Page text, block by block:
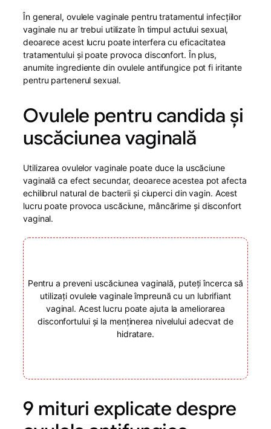
În general, ovulele vaginale pentru tratamentul infecțiilor
vaginale nu ar trebui utilizate în timpul actului sexual,
deoarece acest lucru poate interfera cu eficacitatea
tratamentului și poate provoca disconfort. În plus,
anumite ingrediente din ovulele antifungice pot fi iritante
pentru partenerul sexual.
Ovulele pentru candida și
uscăciunea vaginală
Utilizarea ovulelor vaginale poate duce la uscăciune
vaginală ca efect secundar, deoarece acestea pot afecta
echilibrul natural de bacterii și ciuperci din vagin. Acest
lucru poate provoca uscăciune, mâncărime și disconfort
vaginal.
Pentru a preveni uscăciunea vaginală, puteți încerca să
utilizați ovulele vaginale împreună cu un lubrifiant
vaginal. Acest lucru poate ajuta la ameliorarea
disconfortului și la menținerea nivelului adecvat de
hidratare.
9 mituri explicate despre